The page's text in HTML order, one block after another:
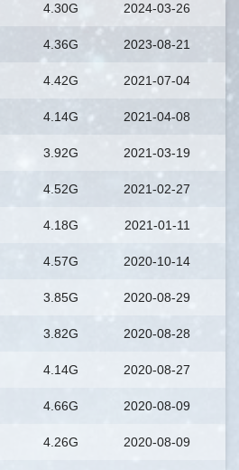
4.30G 2024-03-26
4.36G 2023-08-21
4.42G 2021-07-04
4.14G 2021-04-08
3.92G 2021-03-19
4.52G 2021-02-27
4.18G 2021-01-11
4.57G 2020-10-14
3.85G 2020-08-29
3.82G 2020-08-28
4.14G 2020-08-27
4.66G 2020-08-09
4.26G 2020-08-09